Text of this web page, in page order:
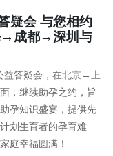
疑会 与您相约
成都→深圳与
益答疑会，在北京→上
，继续助孕之约，旨
孕知识盛宴，提供先
划生育者的孕育难
庭幸福圆满！